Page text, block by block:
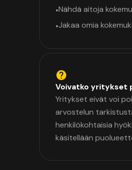
•Nähdä aitoja
•Jakaa omia
Voivatko yritykset
Yritykset eivät voi
arvostelun
henkilökohtaisia
käsitellään